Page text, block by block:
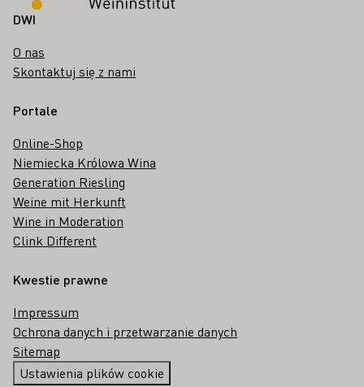
DWI
O nas
Skontaktuj się z nami
Portale
Online-Shop
Niemiecka Królowa Wina
Generation Riesling
Weine mit Herkunft
Wine in Moderation
Clink Different
Kwestie prawne
Impressum
Ochrona danych i przetwarzanie danych
Sitemap
Ustawienia plików cookie